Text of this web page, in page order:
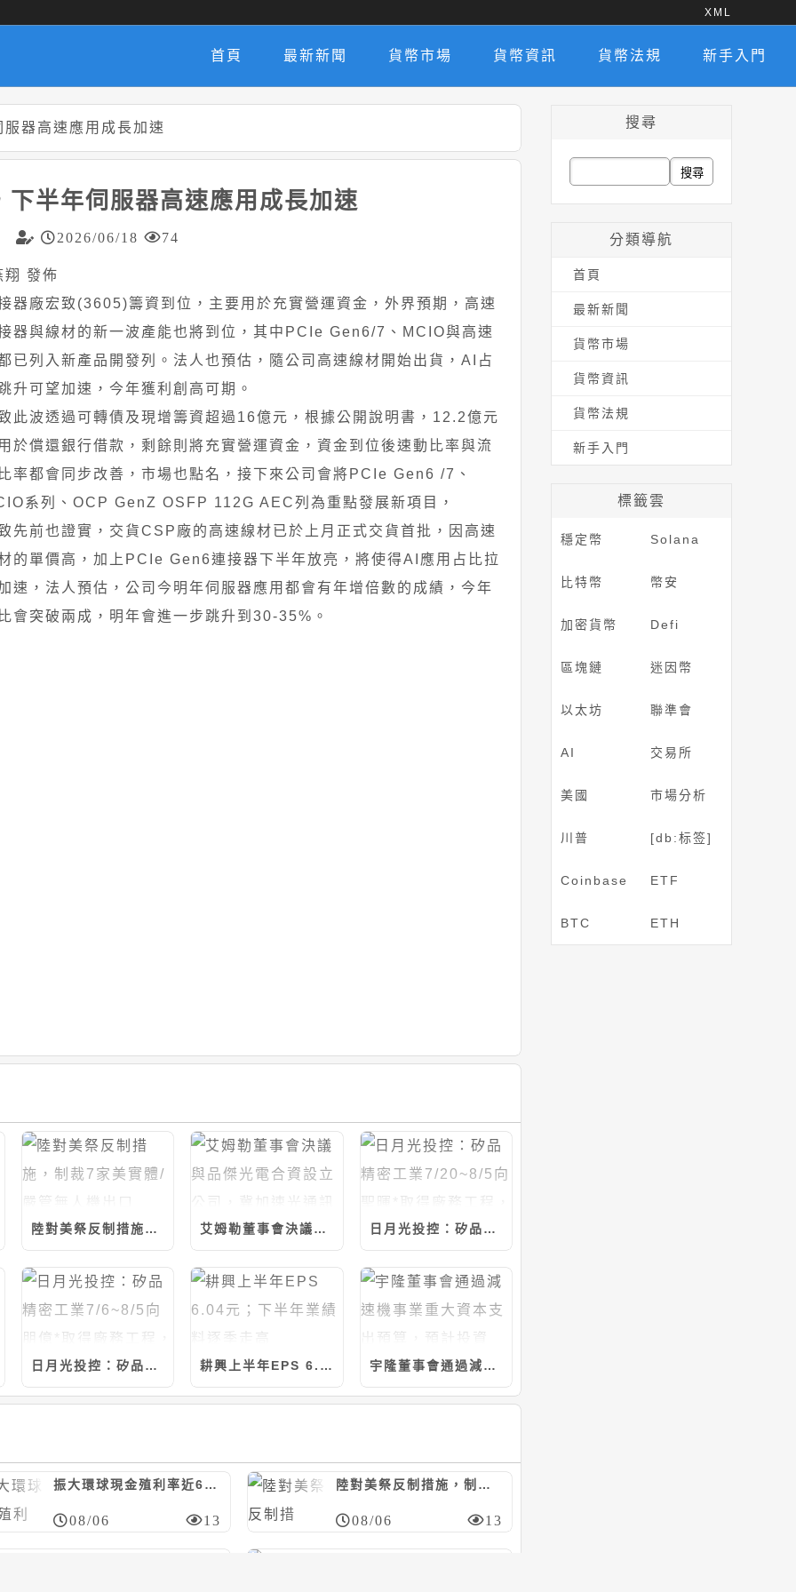
XML
首頁 最新新聞 貨幣市場 貨幣資訊 貨幣法規 新手入門
器高速應用成長加速
下半年伺服器高速應用成長加速
2026/06/18 74
發佈
器廠宏致(3605)籌資到位，主要用於充實營運資金，外界預期，高速
器與線材的新一波產能也將到位，其中PCIe Gen6/7、MCIO與高速
已列入新產品開發列。法人也預估，隨公司高速線材開始出貨，AI占
升可望加速，今年獲利創高可期。
此波透過可轉債及現增籌資超過16億元，根據公開說明書，12.2億元
於償還銀行借款，剩餘則將充實營運資金，資金到位後速動比率與流
率都會同步改善，市場也點名，接下來公司會將PCIe Gen6 /7、
系列、OCP GenZ OSFP 112G AEC列為重點發展新項目，
先前也證實，交貨CSP廠的高速線材已於上月正式交貨首批，因高速
的單價高，加上PCIe Gen6連接器下半年放亮，將使得AI應用占比拉
速，法人預估，公司今明年伺服器應用都會有年增倍數的成績，今年
會突破兩成，明年會進一步跳升到30-35%。
陸對美祭反制措施，制裁7家美實體/嚴管無人機出口 艾姆勒董事會決議與品傑光電合資設立公司，冀加速光通訊產品發展 日月光投控：矽品精密工業7/20~8/5向聖暉*取得廠務工程，計約20.46億元
日月光投控：矽品精密工業7/6~8/5向朋億*取得廠務工程，計約7.14億元 耕興上半年EPS 6.04元；下半年業績料逐季走高 宇隆董事會通過減速機事業重大資本支出預算，預計投資5.21億元
振大環球現金殖利率近6%；今年營運看正向
08/06 13
陸對美祭反制措施，制裁7家美實體/嚴管無人機出口
08/06 13
搜尋
字:
分類導航
首頁
最新新聞
貨幣市場
貨幣資訊
貨幣法規
新手入門
標籤雲
穩定幣 Solana
比特幣 幣安
加密貨幣 Defi
區塊鏈 迷因幣
以太坊 聯準會
AI 交易所
美國 市場分析
川普 [db:标签]
Coinbase ETF
BTC ETH